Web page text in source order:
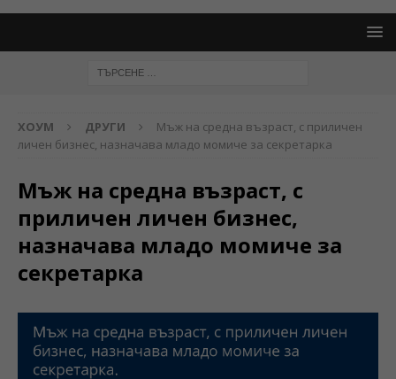
ХОУМ ДРУГИ
Мъж на средна възраст, с приличен
личен бизнес, назначава младо момиче за секретарка
Мъж на средна възраст, с
приличен личен бизнес,
назначава младо момиче за
секретарка